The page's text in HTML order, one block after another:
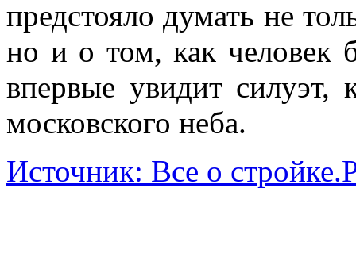
предстояло думать не
но и о том, как человек
впервые увидит силуэт,
московского неба.
Источник: Все о